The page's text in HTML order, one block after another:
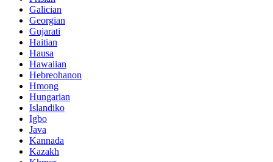
Galician
Georgian
Gujarati
Haitian
Hausa
Hawaiian
Hebreohanon
Hmong
Hungarian
Islandiko
Igbo
Java
Kannada
Kazakh